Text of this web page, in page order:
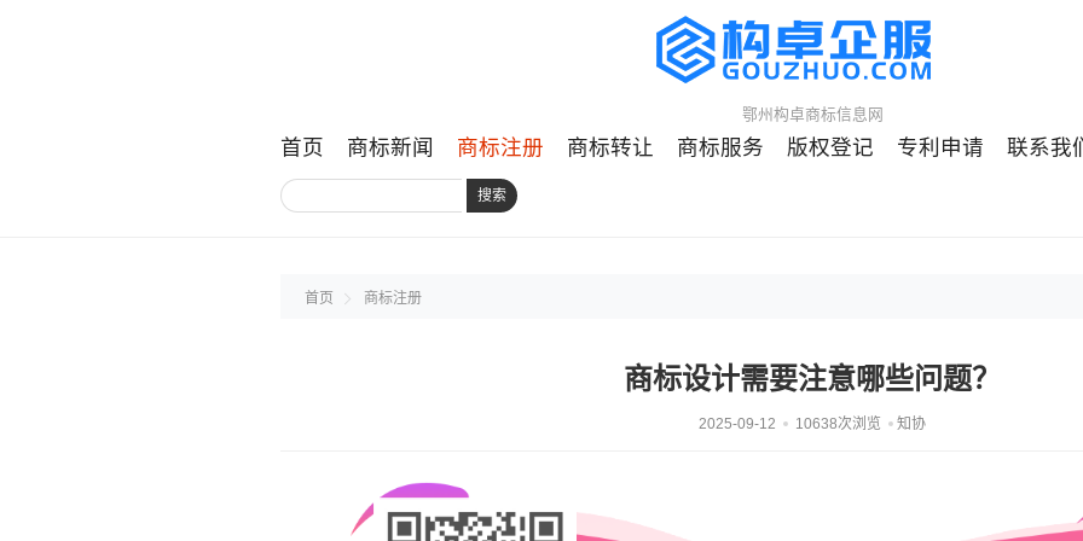
鄂州构卓商标信息网
首页 商标新闻 商标注册 商标转让 商标服务 版权登记 专利申请 联系我
搜索
首页 商标注册
商标设计需要注意哪些问题？
2025-09-12 10638次浏览 知协